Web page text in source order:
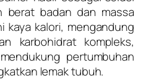
berat badan dan massa
kaya kalori, mengandung
karbohidrat kompleks,
pertumbuhan
lemak tubuh.